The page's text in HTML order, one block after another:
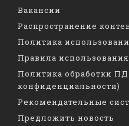
Вакансии
Распространение
Политика
Правила
Политика обработки
конфиденциальности)
Рекомендательные
Предложить новость